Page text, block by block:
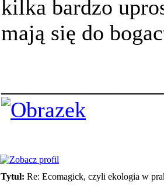
kilka bardzo
mają się do
Tytuł: Re: Ecomagick, czyli ekologia w